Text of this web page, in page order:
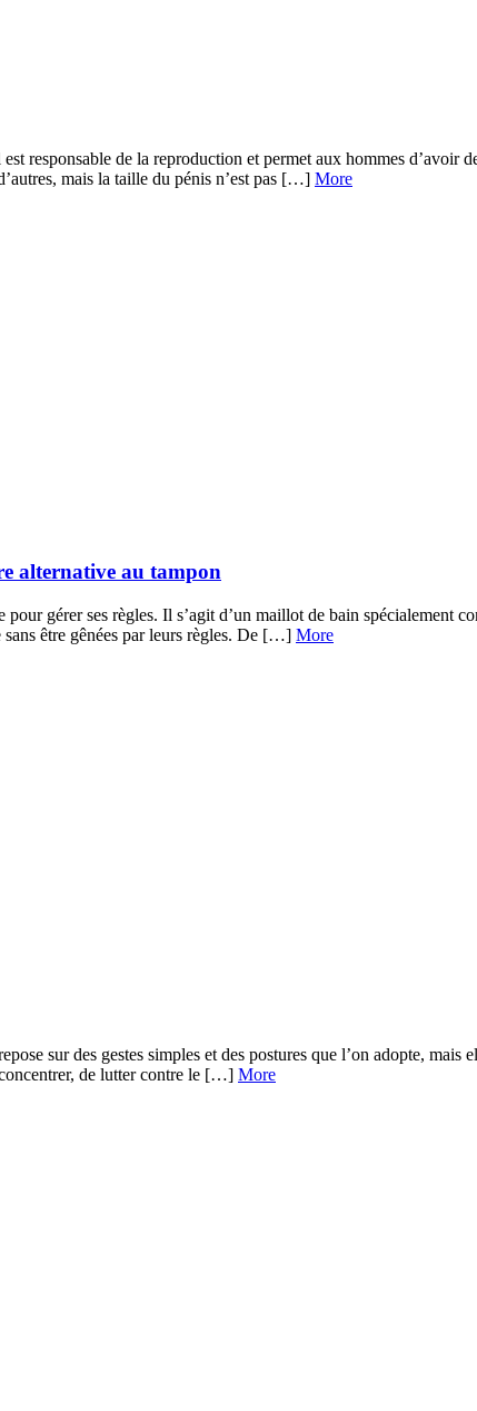
responsable de la reproduction et permet aux hommes
mais la taille du pénis n’est pas […] More
alternative au tampon
gérer ses règles. Il s’agit d’un maillot de bain spécialement
être gênées par leurs règles. De […] More
sur des gestes simples et des postures que l’on adopte, mais
de lutter contre le […] More